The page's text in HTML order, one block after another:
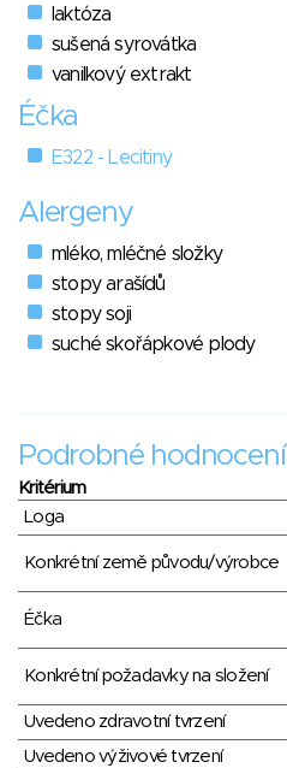
laktóza
sušená syrovátka
vanilkový extrakt
Éčka
E322 - Lecitiny
Alergeny
mléko, mléčné složky
stopy arašídů
stopy soji
suché skořápkové plody
Podrobné hodnocení
Kritérium
Loga
Konkrétní země původu/výrobce
Éčka
Konkrétní požadavky na složení
Uvedeno zdravotní tvrzení
Uvedeno výživové tvrzení